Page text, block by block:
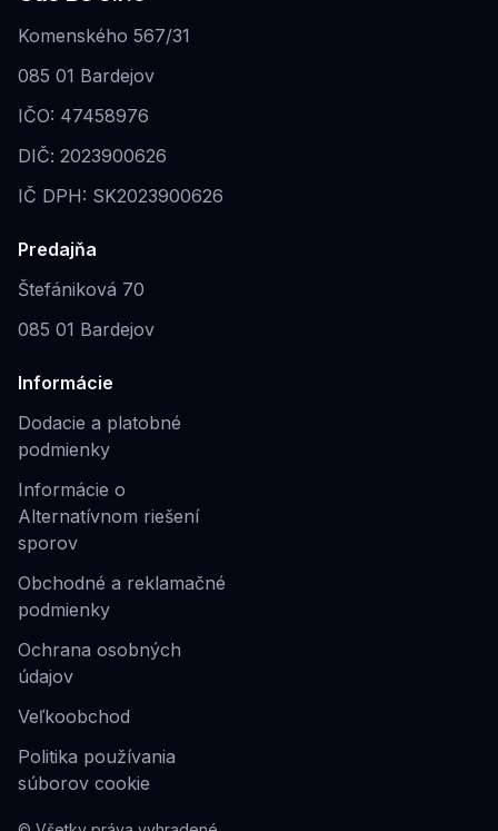
Komenského 567/31
085 01 Bardejov
IČO: 47458976
DIČ: 2023900626
IČ DPH: SK2023900626
Predajňa
Štefániková 70
085 01 Bardejov
Informácie
Dodacie a platobné
podmienky
Informácie o
Alternatívnom riešení
sporov
Obchodné a reklamačné
podmienky
Ochrana osobných
údajov
Veľkoobchod
Politika používania
súborov cookie